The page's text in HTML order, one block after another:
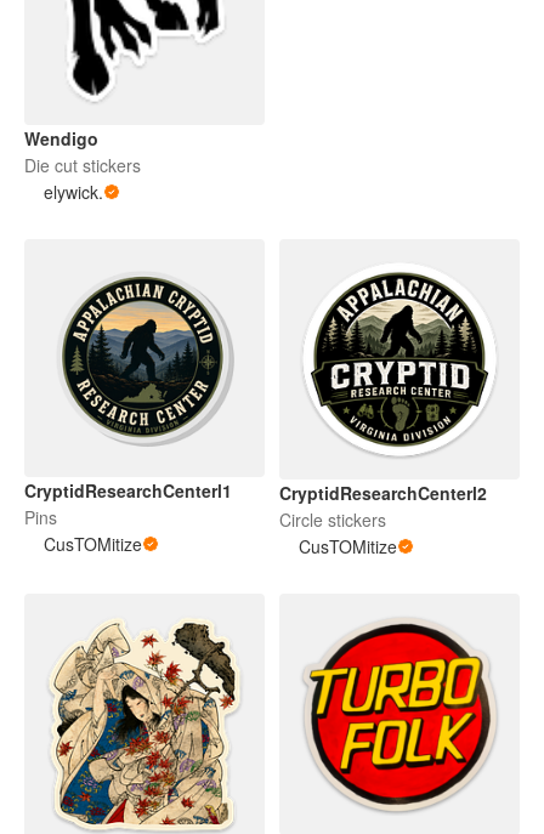
Wendigo
Die cut stickers
elywick.
CryptidResearchCenterl1
Pins
CusTOMitize
CryptidResearchCenterl2
Circle stickers
CusTOMitize